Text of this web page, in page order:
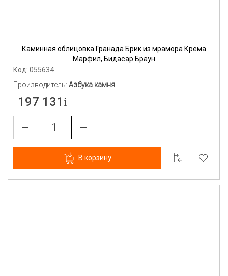
Каминная облицовка Гранада Брик из мрамора Крема
Марфил, Бидасар Браун
Код: 055634
Производитель: Азбука камня
197 131
В корзину